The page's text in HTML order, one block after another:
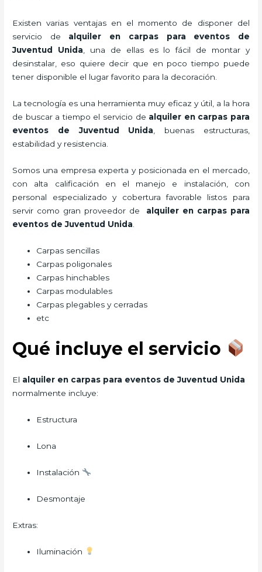
Existen varias ventajas en el momento de disponer del
servicio de alquiler en carpas para eventos de
Juventud Unida, una de ellas es lo fácil de montar y
desinstalar, eso quiere decir que en poco tiempo puede
tener disponible el lugar favorito para la decoración.
La tecnología es una herramienta muy eficaz y útil, a la hora
de buscar a tiempo el servicio de alquiler en carpas para
eventos de Juventud Unida , buenas estructuras,
estabilidad y resistencia.
Somos una empresa experta y posicionada en el mercado,
con alta calificación en el manejo e instalación, con
personal especializado y cobertura favorable listos para
servir como gran proveedor de alquiler en carpas para
eventos de Juventud Unida
Carpas sencillas
Carpas poligonales
Carpas hinchables
Carpas modulables
Carpas plegables y cerradas
etc
Qué incluye el servicio
El alquiler en carpas para eventos de Juventud Unida
normalmente incluye:
Estructura
Lona
Instalación
Desmontaje
Extras:
Iluminación